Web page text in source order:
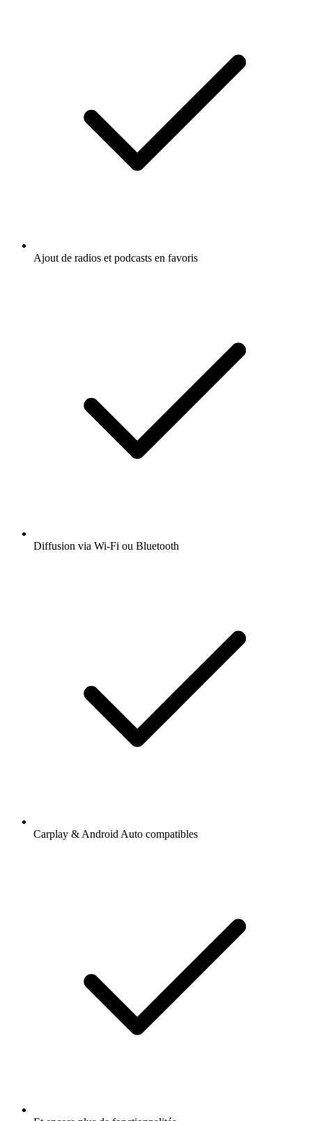
Ajout de radios et podcasts en favoris
Diffusion via Wi-Fi ou Bluetooth
Carplay & Android Auto compatibles